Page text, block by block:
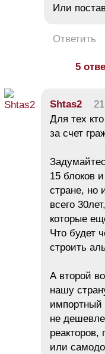
Или
Ответить
5
Shtas2
Для тех
за счет
15 блоков
стране, но
всего
которые
Что будет
строить
А второй
нашу
импортный
не
или